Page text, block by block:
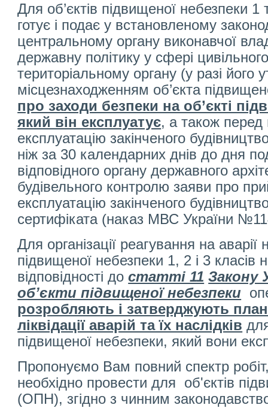
Для об’єктів підвищеної небезпеки 1
готує і подає у встановленому
центральному органу виконавчої
державну політику у сфері
територіальному органу (у разі його
місцезнаходженням об’єкта
про заходи безпеки на об’єкті
який він експлуатує, а також
експлуатацію закінченого
ніж за 30 календарних днів до дня
відповідного органу державного
будівельного контролю заяви про
експлуатацію закінченого
сертифіката (наказ МВС України
Для організації реагування на аварії
підвищеної небезпеки 1, 2 і 3 класів
відповідності достатті 11 Закону
об’єкти підвищеної небезпеки
розробляють і затверджують
ліквідації аварій та їх наслідків
підвищеної небезпеки, який вони
Пропонуємо Вам повний спектр
необхідно провести для об'єктів
(ОПН), згідно з чинним